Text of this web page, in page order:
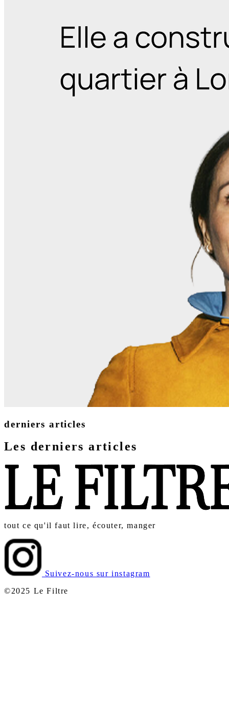
derniers articles
Les derniers articles
tout ce qu'il faut lire, écouter, manger
Suivez-nous sur instagram
©2025 Le Filtre